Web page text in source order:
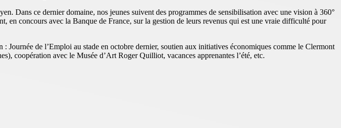
Dans ce dernier domaine, nos jeunes suivent des programmes de sensibilisation avec une vision à 360°
en concours avec la Banque de France, sur la gestion de leurs revenus qui est une vraie difficulté pour
de l’Emploi au stade en octobre dernier, soutien aux initiatives économiques comme le Clermont
coopération avec le Musée d’Art Roger Quilliot, vacances apprenantes l’été, etc.